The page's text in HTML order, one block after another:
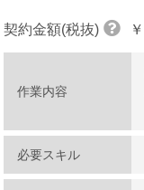
契約金額(税抜) ￥
作業内容
必要スキル